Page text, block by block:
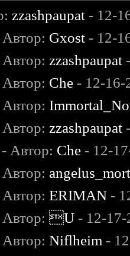
zzashpaupat - 12-
Автор: Gxost - 12-
Автор: zzashpaupat
Автор: Che - 12-16-
Автор:
Автор: zzashpaupat
- Автор: Che - 12-
Автор:
Автор:ERIMAN -
Автор:U - 12-
Автор:Niflheim -